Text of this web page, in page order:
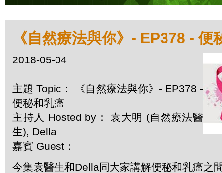
《自然療法與你》- EP378 - 便
2018-05-04
主題 Topic： 《自然療法與你》- EP378 -
便秘和乳癌
主持人 Hosted by： 袁大明 (自然療法醫
生), Della
嘉賓 Guest：
今集袁醫生和Della同大家講解便秘和乳癌之